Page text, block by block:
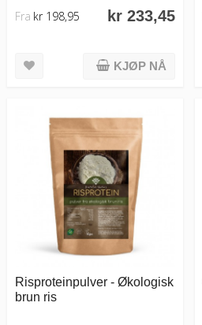
kr 233,45
Fra kr 198,95
KJØP NÅ
Risproteinpulver - Økologisk
brun ris